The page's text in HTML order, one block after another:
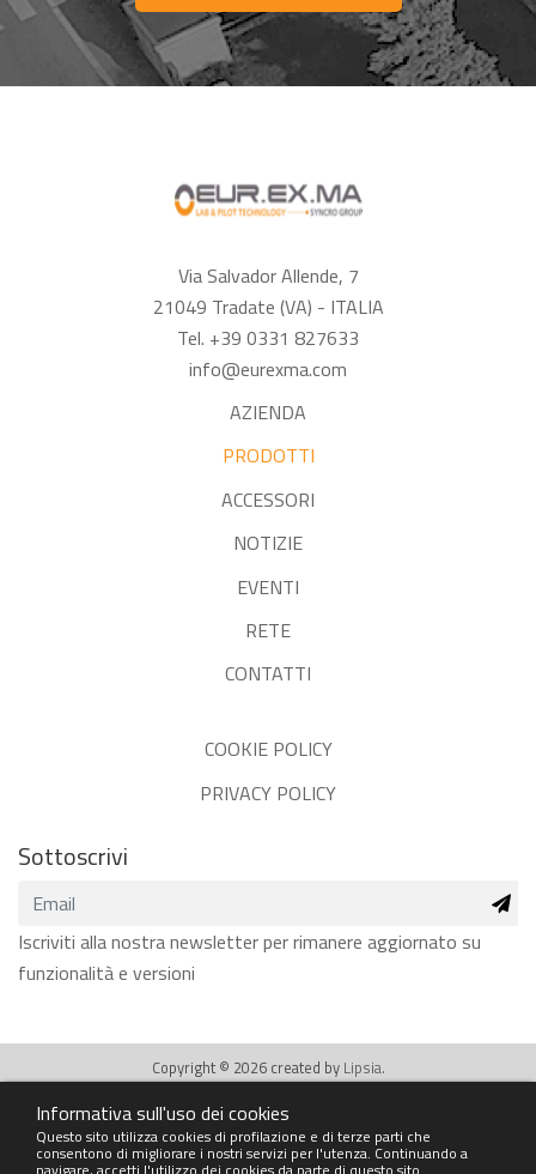
Via Salvador Allende, 7
21049 Tradate (VA) - ITALIA
Tel. +39 0331 827633
info@eurexma.com
AZIENDA
PRODOTTI
ACCESSORI
NOTIZIE
EVENTI
RETE
CONTATTI
COOKIE POLICY
PRIVACY POLICY
Sottoscrivi
Iscriviti alla nostra newsletter per rimanere aggiornato su
funzionalità e versioni
Copyright © 2026 created by Lipsia.
© EUROTECH EXTRUSION MACHINERY SRL - Via Salvador Allende, 7 -
Informativa sull'uso dei cookies
Questo sito utilizza cookies di profilazione e di terze parti che
consentono di migliorare i nostri servizi per l'utenza. Continuando a